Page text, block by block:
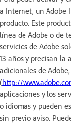
a Internet, un Adobe
producto. Este
línea de Adobe o de
servicios de Adobe
13 años y precisan la
adicionales de
(http://
aplicaciones y los
o idiomas y pueden
sin previo aviso.